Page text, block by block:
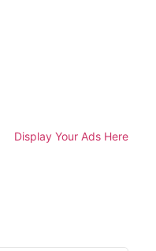
Display Your Ads Here